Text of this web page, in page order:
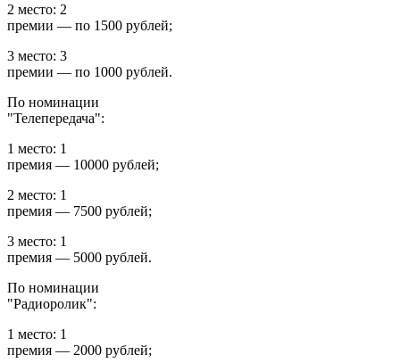
2 место: 2
премии — по 1500 рублей;
3 место: 3
премии — по 1000 рублей.
По номинации
"Телепередача":
1 место: 1
премия — 10000 рублей;
2 место: 1
премия — 7500 рублей;
3 место: 1
премия — 5000 рублей.
По номинации
"Радиоролик":
1 место: 1
премия — 2000 рублей;